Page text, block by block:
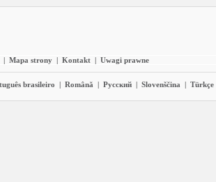
| Mapa strony | Kontakt | Uwagi prawne
brasileiro | Română | Pyccĸий | Slovenščina | Türkçe